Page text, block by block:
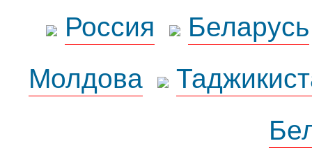
Россия
Беларусь
Молдова